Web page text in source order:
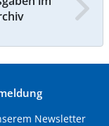
Newsletter